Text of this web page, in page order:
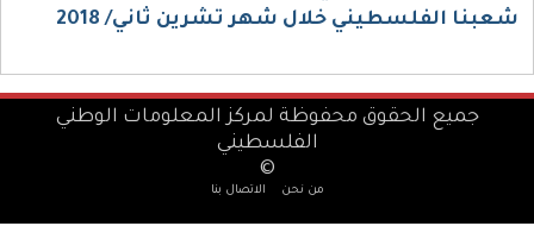
الفلسطيني خلال شهر تشرين ثاني/ 2018
جميع الحقوق محفوظة لمركز المعلومات الوطني
الفلسطيني
من نحن الاتصال بنا